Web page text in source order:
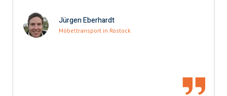
Jürgen Eberhardt
Möbeltransport in Rostock